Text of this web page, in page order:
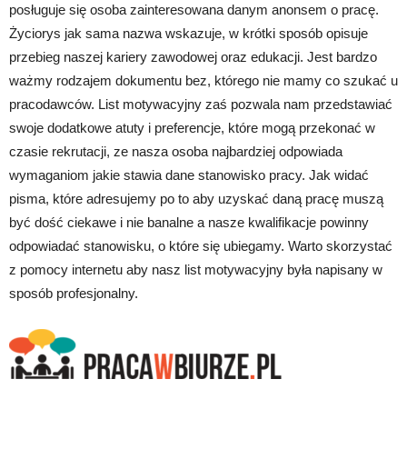
posługuje się osoba zainteresowana danym anonsem o pracę.
Życiorys jak sama nazwa wskazuje, w krótki sposób opisuje
przebieg naszej kariery zawodowej oraz edukacji. Jest bardzo
ważmy rodzajem dokumentu bez, którego nie mamy co szukać u
pracodawców. List motywacyjny zaś pozwala nam przedstawiać
swoje dodatkowe atuty i preferencje, które mogą przekonać w
czasie rekrutacji, ze nasza osoba najbardziej odpowiada
wymaganiom jakie stawia dane stanowisko pracy. Jak widać
pisma, które adresujemy po to aby uzyskać daną pracę muszą
być dość ciekawe i nie banalne a nasze kwalifikacje powinny
odpowiadać stanowisku, o które się ubiegamy. Warto skorzystać
z pomocy internetu aby nasz list motywacyjny była napisany w
sposób profesjonalny.